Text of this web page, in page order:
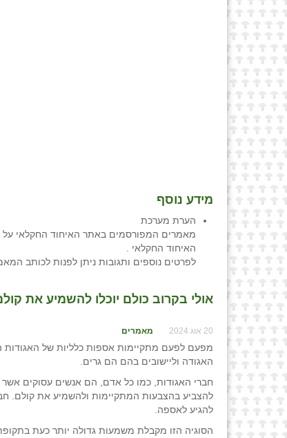
מידע נוסף
הערת מערכת
מאמרים המפורסמים באתר האיחוד החקלאי על
האיחוד החקלאי .
לפרטים נוספים ותגובות ניתן לפנות לכותב
אולי בקרוב כולם יוכלו להשמיע את
20 אוג 2024 מאמרים
מפעם לפעם מתקיימות אספות כלליות של האגודות
האגודה וליישובים בהם הם גרים.
חברי האגודות, כמו כל אדם, הם אנשים עסוקים
להצביע בהצבעות המתקיימות ולהשמיע את קולם.
להגיע לאספה.
הסוגיה הזו מקבלת משמעות גדולה יותר כעת